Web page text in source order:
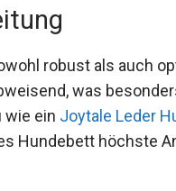
robust als auch
was
wie ein Joytale Leder
Hundebett höchste